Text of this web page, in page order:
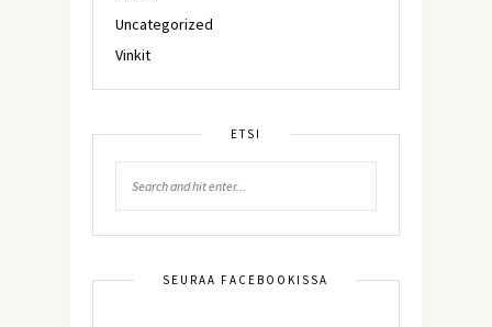
Uncategorized
Vinkit
ETSI
SEURAA FACEBOOKISSA